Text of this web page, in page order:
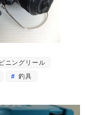
ニングリール
釣具